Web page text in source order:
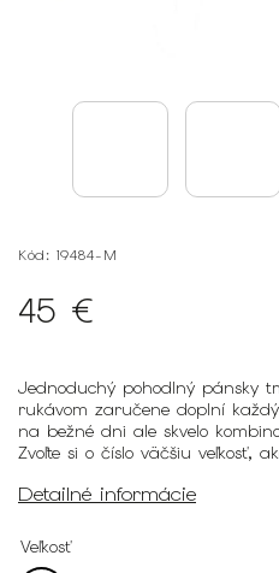
Kód: 19484-M
45 €
Jednoduchý pohodlný pánsky
rukávom zaručene doplní
na bežné dni ale skvelo
Zvoľte si o číslo väčšiu veľkosť,
Detailné informácie
Veľkosť